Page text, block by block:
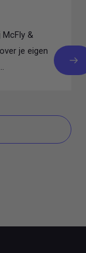
&
je eigen